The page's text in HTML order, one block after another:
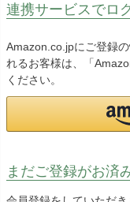
連携サービスでロ
Amazon.co.jpにご登録
れるお客様は、「
ください。
まだご登録がお済